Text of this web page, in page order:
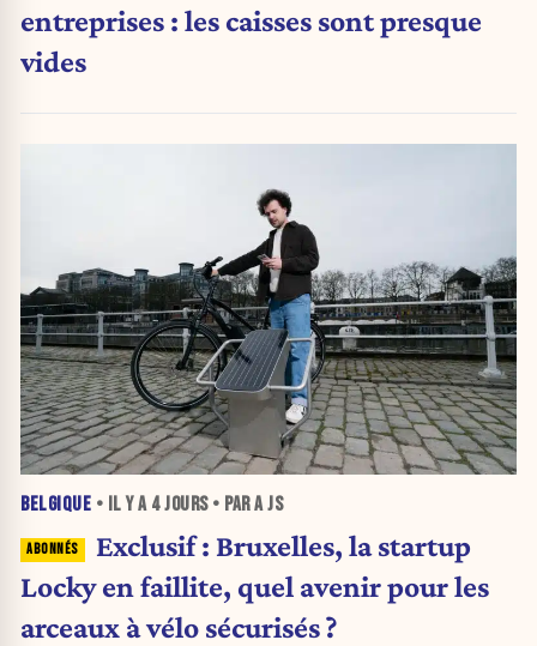
entreprises : les caisses sont presque
vides
BELGIQUE • IL Y A 4 JOURS• PAR A JS
Exclusif : Bruxelles, la startup
Locky en faillite, quel avenir pour les
arceaux à vélo sécurisés ?